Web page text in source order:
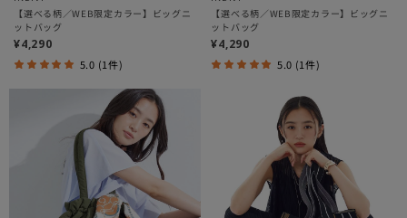
【選べる柄／WEB限定カラー】ビッグニ
ットバッグ
¥4,290
5.0 (1件)
【選べる柄／WEB限定カラー】ビッグニ
ットバッグ
¥4,290
5.0 (1件)